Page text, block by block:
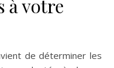
à votre
de déterminer les